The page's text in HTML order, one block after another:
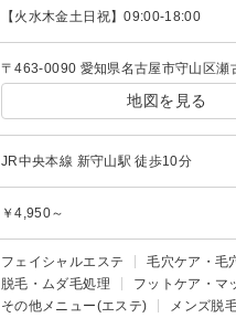
【火水木金土日祝】09:00-18:00
〒463-0090 愛知県名古屋市守山区瀬
地図を見る
JR中央本線 新守山駅 徒歩10分
￥4,950～
フェイシャルエステ
毛穴ケア・毛
脱毛・ムダ毛処理
フットケア・マ
その他メニュー(エステ)
メンズ脱